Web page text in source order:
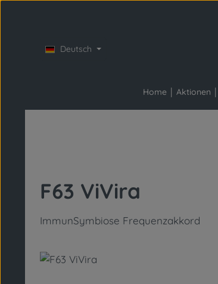
Deutsch
Home Aktionen
F63 ViVira
ImmunSymbiose Frequenzakkord
Bildergalerie überspringen